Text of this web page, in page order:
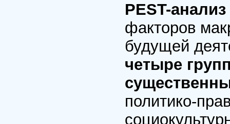
PEST-анализ
факторов
будущей
четыре
политико-